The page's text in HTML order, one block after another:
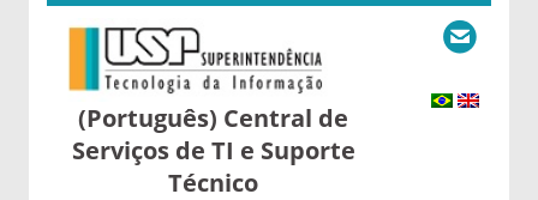
(Português) Central de
Serviços de TI e Suporte
Técnico